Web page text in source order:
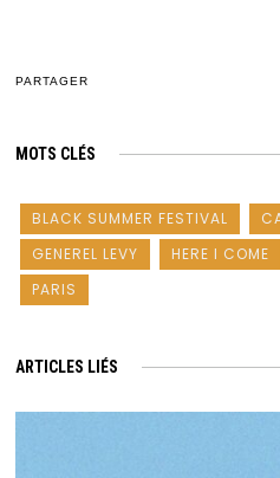
PARTAGER
MOTS CLÉS
BLACK SUMMER FESTIVAL
GENEREL LEVY
HERE I COME
PARIS
ARTICLES LIÉS